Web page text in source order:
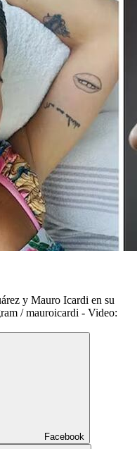
y Mauro Icardi en su
/ mauroicardi - Video:
Facebook